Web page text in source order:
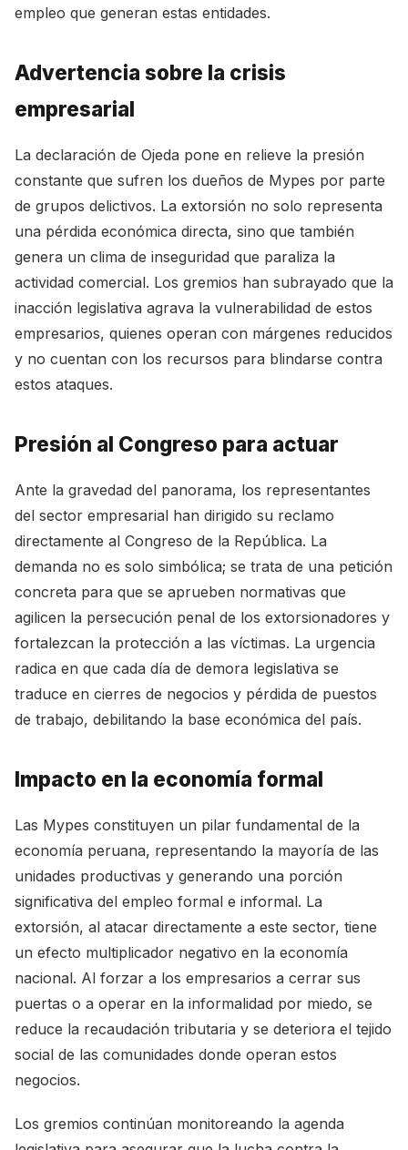
empleo que generan estas entidades.
Advertencia sobre la crisis
empresarial
La declaración de Ojeda pone en relieve la presión
constante que sufren los dueños de Mypes por parte
de grupos delictivos. La extorsión no solo representa
una pérdida económica directa, sino que también
genera un clima de inseguridad que paraliza la
actividad comercial. Los gremios han subrayado que la
inacción legislativa agrava la vulnerabilidad de estos
empresarios, quienes operan con márgenes reducidos
y no cuentan con los recursos para blindarse contra
estos ataques.
Presión al Congreso para actuar
Ante la gravedad del panorama, los representantes
del sector empresarial han dirigido su reclamo
directamente al Congreso de la República. La
demanda no es solo simbólica; se trata de una petición
concreta para que se aprueben normativas que
agilicen la persecución penal de los extorsionadores y
fortalezcan la protección a las víctimas. La urgencia
radica en que cada día de demora legislativa se
traduce en cierres de negocios y pérdida de puestos
de trabajo, debilitando la base económica del país.
Impacto en la economía formal
Las Mypes constituyen un pilar fundamental de la
economía peruana, representando la mayoría de las
unidades productivas y generando una porción
significativa del empleo formal e informal. La
extorsión, al atacar directamente a este sector, tiene
un efecto multiplicador negativo en la economía
nacional. Al forzar a los empresarios a cerrar sus
puertas o a operar en la informalidad por miedo, se
reduce la recaudación tributaria y se deteriora el tejido
social de las comunidades donde operan estos
negocios.
Los gremios continúan monitoreando la agenda